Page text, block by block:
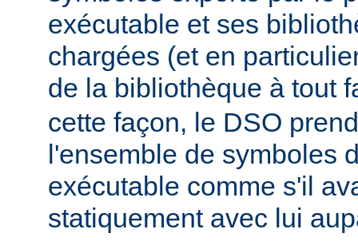
exécutable et ses
chargées (et en
de la bibliothèque à tout
cette façon, le DSO
l'ensemble de symboles
exécutable comme s'il
statiquement avec lui